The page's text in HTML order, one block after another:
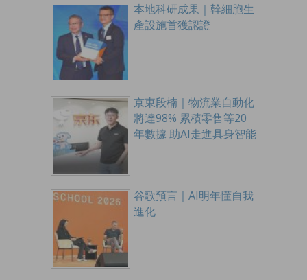
本地科研成果｜幹細胞生
產設施首獲認證
京東段楠｜物流業自動化
將達98% 累積零售等20
年數據 助AI走進具身智能
谷歌預言｜AI明年懂自我
進化